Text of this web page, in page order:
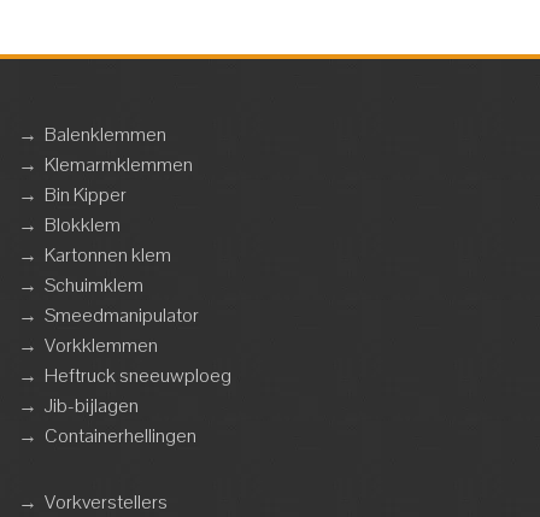
→ Balenklemmen
→ Klemarmklemmen
→ Bin Kipper
→ Blokklem
→ Kartonnen klem
→ Schuimklem
→ Smeedmanipulator
→ Vorkklemmen
→ Heftruck sneeuwploeg
→ Jib-bijlagen
→ Containerhellingen
→ Vorkverstellers